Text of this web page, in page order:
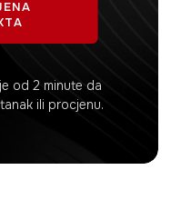
od 2 minute da
ili procjenu.